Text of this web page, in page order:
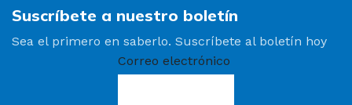
Suscríbete a nuestro boletín
Sea el primero en saberlo. Suscríbete al boletín hoy
Correo electrónico